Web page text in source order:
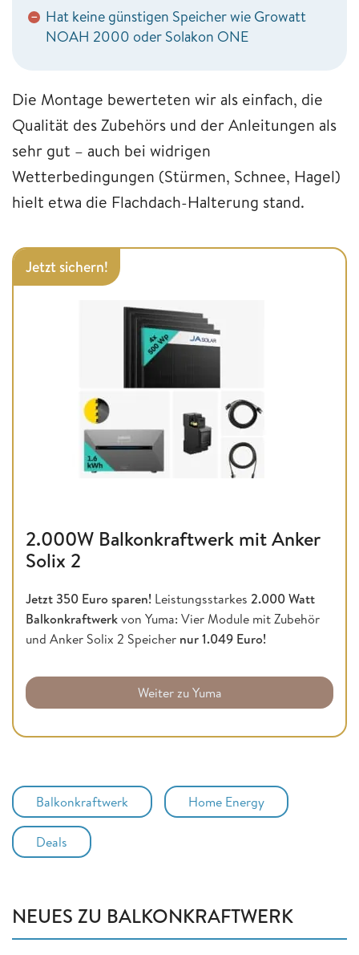
− Hat keine günstigen Speicher wie Growatt
NOAH 2000 oder Solakon ONE
Die Montage bewerteten wir als einfach, die
Qualität des Zubehörs und der Anleitungen als
sehr gut – auch bei widrigen
Wetterbedingungen (Stürmen, Schnee, Hagel)
hielt etwa die Flachdach-Halterung stand.
Jetzt sichern!
2.000W Balkonkraftwerk mit Anker
Solix 2
Jetzt 350 Euro sparen! Leistungsstarkes 2.000 Watt
Balkonkraftwerkvon Yuma: Vier Module mit Zubehör
und Anker Solix 2 Speicher nur 1.049 Euro!
Weiter zu Yuma
Balkonkraftwerk Home Energy
Deals
NEUES ZU BALKONKRAFTWERK